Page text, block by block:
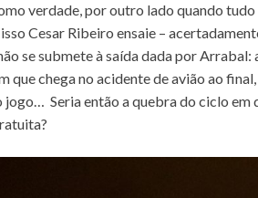
verdade, por outro lado quando
Cesar Ribeiro ensaie –
se submete à saída dada por
que chega no acidente de avião ao
jogo… Seria então a quebra do ciclo